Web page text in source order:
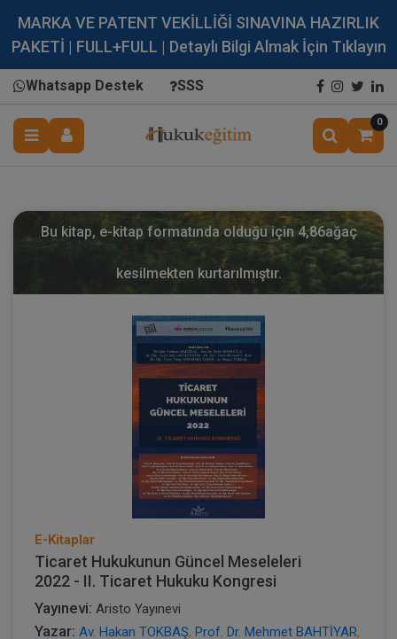
MARKA VE PATENT VEKİLLİĞİ SINAVINA HAZIRLIK
PAKETİ | FULL+FULL | Detaylı Bilgi Almak İçin Tıklayın
Whatsapp Destek SSS
0
Bu kitap, e-kitap formatında olduğu için 4,86ağaç
kesilmekten kurtarılmıştır.
E-Kitaplar
Ticaret Hukukunun Güncel Meseleleri
2022 - II. Ticaret Hukuku Kongresi
Yayınevi: Aristo Yayınevi
Yazar: Av. Hakan TOKBAŞ, Prof. Dr. Mehmet BAHTİYAR,